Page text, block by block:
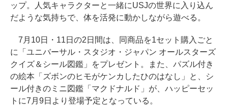
ップ。人気キャラクターと一緒にUSJの世界に入り込ん
だような気持ちで、体を活発に動かしながら遊べる。
7月10日・11日の2日間は、同商品を1セット購入ごと
に「ユニバーサル・スタジオ・ジャパン オールスターズ
クイズ＆シール図鑑」をプレゼント。また、パズル付き
の絵本「ズボンのヒモがケンカしたひのはなし」と、シ
ール付きのミニ図鑑「マクドナルド」が、ハッピーセッ
トに7月9日より登場予定となっている。